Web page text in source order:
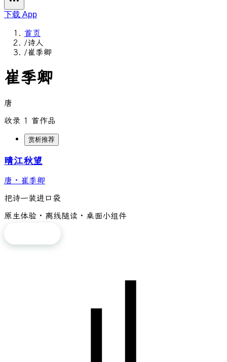
下载 App
首页
/诗人
/崔季卿
崔季卿
唐
收录 1 首作品
赏析推荐
晴江秋望
唐 · 崔季卿
把诗一装进口袋
原生体验 · 离线随读 · 桌面小组件